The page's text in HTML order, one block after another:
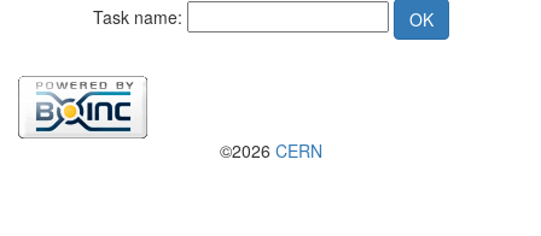
Task name:
©2026 CERN